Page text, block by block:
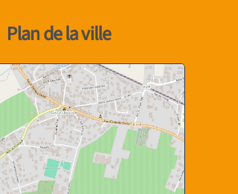
Plan de la ville